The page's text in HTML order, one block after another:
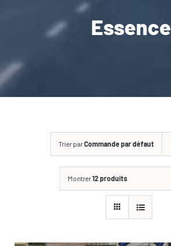
ENTRETIEN / MÉCANIQUE
CARROSSERIE / VITRAGE
Essence
Trier parCommande par défaut
Montrer12 produits